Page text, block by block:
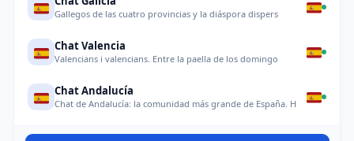
Gallegos de las cuatro provincias y la diáspora dispers
Chat Valencia
Valencians i valencians. Entre la paella de los domingo
Chat Andalucía
Chat de Andalucía: la comunidad más grande de España. H